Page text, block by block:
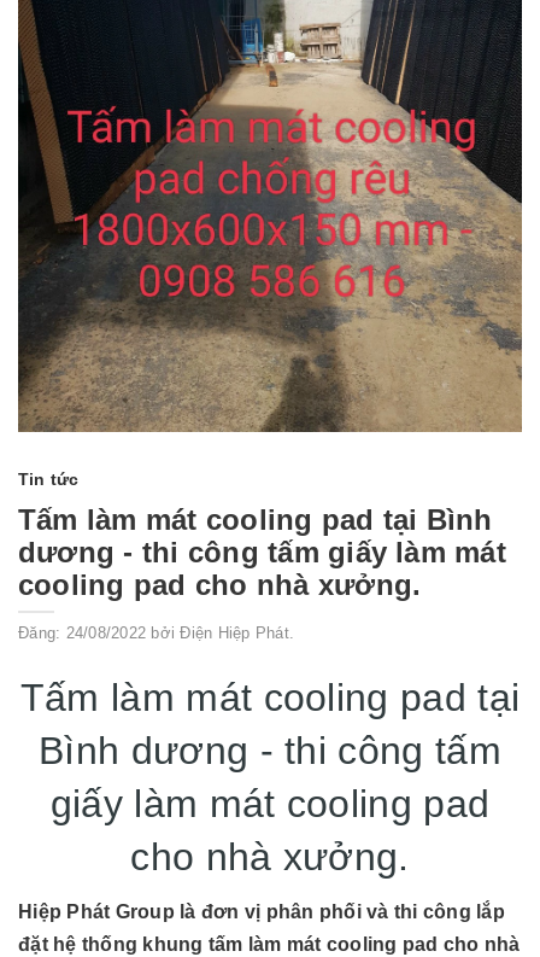
Tin tức
Tấm làm mát cooling pad tại Bình
dương - thi công tấm giấy làm mát
cooling pad cho nhà xưởng.
Đăng: 24/08/2022 bởi Điện Hiệp Phát.
Tấm làm mát cooling pad tại
Bình dương - thi công tấm
giấy làm mát cooling pad
cho nhà xưởng.
Hiệp Phát Group là đơn vị phân phối và thi công lắp
đặt hệ thống khung tấm làm mát cooling pad cho nhà